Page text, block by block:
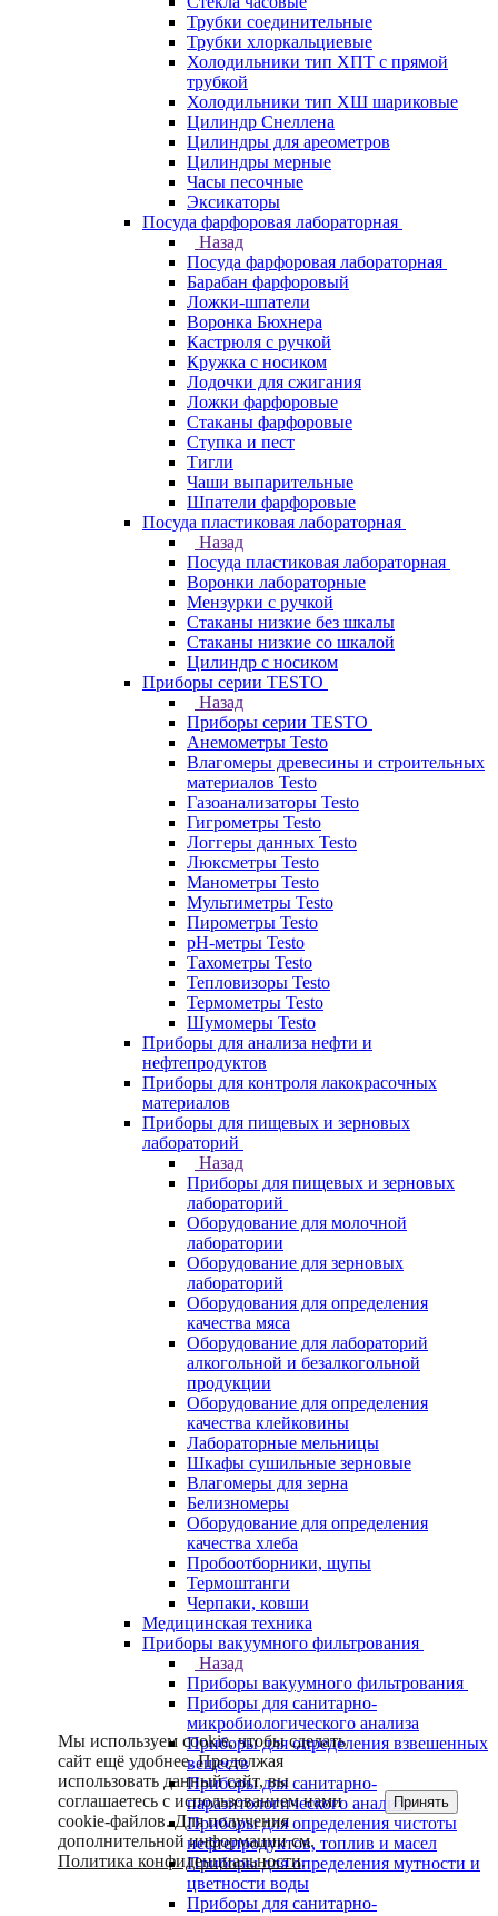
Трубки соединительные
Трубки хлоркальциевые
Холодильники тип ХПТ с прямой
трубкой
Холодильники тип ХШ шариковые
Цилиндр Снеллена
Цилиндры для ареометров
Цилиндры мерные
Часы песочные
Эксикаторы
Посуда фарфоровая лабораторная
Назад
Посуда фарфоровая лабораторная
Барабан фарфоровый
Ложки-шпатели
Воронка Бюхнера
Кастрюля с ручкой
Кружка с носиком
Лодочки для сжигания
Ложки фарфоровые
Стаканы фарфоровые
Ступка и пест
Тигли
Чаши выпарительные
Шпатели фарфоровые
Посуда пластиковая лабораторная
Назад
Посуда пластиковая лабораторная
Воронки лабораторные
Мензурки с ручкой
Стаканы низкие без шкалы
Стаканы низкие со шкалой
Цилиндр с носиком
Приборы серии TESTO
Назад
Приборы серии TESTO
Анемометры Testo
Влагомеры древесины и строительных
материалов Testo
Газоанализаторы Testo
Гигрометры Testo
Логгеры данных Testo
Люксметры Testo
Манометры Testo
Мультиметры Testo
Пирометры Testo
pH-метры Testo
Тахометры Testo
Тепловизоры Testo
Термометры Testo
Шумомеры Testo
Приборы для анализа нефти и
нефтепродуктов
Приборы для контроля лакокрасочных
материалов
Приборы для пищевых и зерновых
лабораторий
Назад
Приборы для пищевых и зерновых
лабораторий
Оборудование для молочной
лаборатории
Оборудование для зерновых
лабораторий
Оборудования для определения
качества мяса
Оборудование для лабораторий
алкогольной и безалкогольной
продукции
Оборудование для определения
качества клейковины
Лабораторные мельницы
Шкафы сушильные зерновые
Влагомеры для зерна
Белизномеры
Оборудование для определения
качества хлеба
Пробоотборники, щупы
Термоштанги
Черпаки, ковши
Медицинская техника
Приборы вакуумного фильтрования
Назад
Приборы вакуумного фильтрования
Приборы для санитарно-
микробиологического анализа
Приборы для определения взвешенных
веществ
Приборы для санитарно-
паразитологического анализа
Приборы для определения чистоты
нефтепродуктов, топлив и масел
Приборы для определения мутности и
цветности воды
Приборы для санитарно-
Мы используем cookie, чтобы сделать
сайт ещё удобнее. Продолжая
использовать данный сайт, вы
соглашаетесь с использованием нами
cookie-файлов. Для получения
дополнительной информации см.
Политика конфиденциальности.
Принять